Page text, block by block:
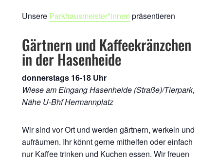
Unsere Parkhausmeister*innen präsentieren
Gärtnern und Kaffeekränzchen
in der Hasenheide
donnerstags 16-18 Uhr
Wiese am Eingang Hasenheide (Straße)/Tierpark,
Nähe U-Bhf Hermannplatz
Wir sind vor Ort und werden gärtnern, werkeln und
aufräumen. Ihr könnt gerne mithelfen oder einfach
nur Kaffee trinken und Kuchen essen. Wir freuen